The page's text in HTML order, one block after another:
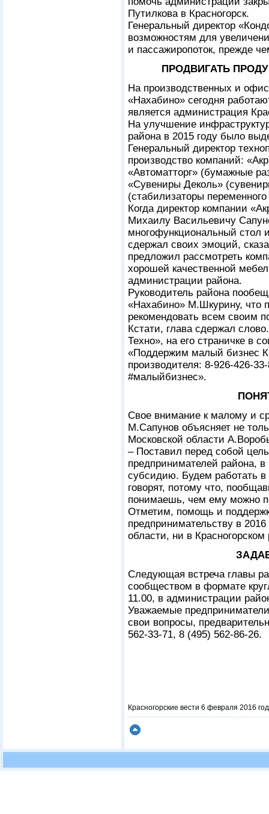
Путилкова в Красногорск.
Генеральный директор
возможностям для
и пассажиропоток, прежде
ПРОДВИГАТЬ
На производственных и
«Нахабино» сегодня
является администрация
На улучшение
района в 2015 году было
Генеральный директор
производство компаний:
«Автоматторг» (бумажные
«Сувениры Деколь»
(стабилизаторы
Когда директор компании
Михаилу Васильевичу
многофункциональный стол
сдержал своих эмоций,
предложил рассмотреть
хорошей качественной
администрации района.
Руководитель района
«Нахабино» М.Шкурину, что
рекомендовать всем своим
Кстати, глава сдержал
Техно», на его страничке в
«Поддержим малый бизнес
производителя: 8-926-426-
#малыйбизнес».
Свое внимание к малому и
М.Сапунов объясняет не
Московской области
– Поставил перед собой
предпринимателей района,
субсидию. Будем работать в
говорят, потому что,
понимаешь, чем ему можно
Отметим, помощь и
предпринимательству в
области, ни в
Следующая встреча главы
сообществом в формате
11.00, в администрации
Уважаемые
свои вопросы,
562-33-71, 8 (495) 562-86-26.
Красногорские вести 6 февраля 2016